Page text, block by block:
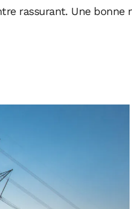
rassurant. Une